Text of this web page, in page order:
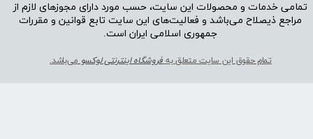
تمامی خدمات و محصولات این سایت، حسب مورد دارای مجوز‌‌‌‌های لازم از
مراجع ذیصلاح می‌باشد و فعالیت‌‌‌‌های این سایت تابع قوانین و مقررات
جمهوری اسلامی ایران است.​​​​​​​
تمام حقوق این سایت متعلق بهفروشگاه اینترنتی لوکسومی‌باشد.